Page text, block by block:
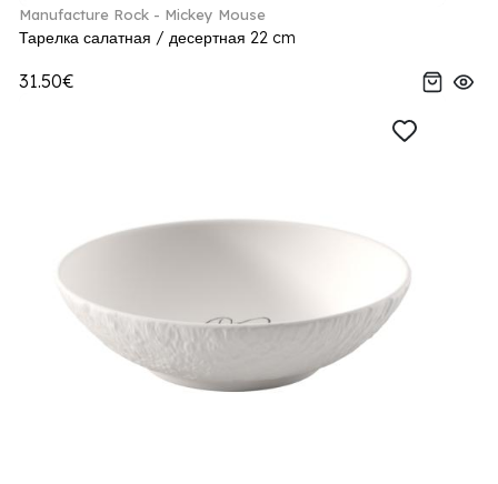
Manufacture Rock - Mickey Mouse
Тарелка салатная / десертная 22 cm
31.50€